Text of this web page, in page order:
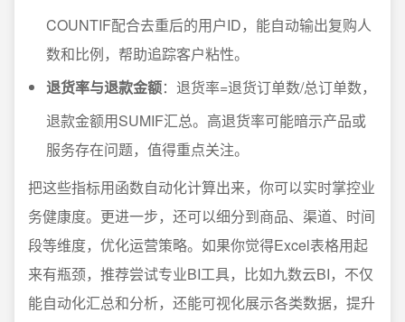
COUNTIF配合去重后的用户ID，能自动输出复购人
数和比例，帮助追踪客户粘性。
退货率与退款金额：退货率=退货订单数/总订单数，
退款金额用SUMIF汇总。高退货率可能暗示产品或
服务存在问题，值得重点关注。
把这些指标用函数自动化计算出来，你可以实时掌控业
务健康度。更进一步，还可以细分到商品、渠道、时间
段等维度，优化运营策略。如果你觉得Excel表格用起
来有瓶颈，推荐尝试专业BI工具，比如九数云BI，不仅
能自动化汇总和分析，还能可视化展示各类数据，提升